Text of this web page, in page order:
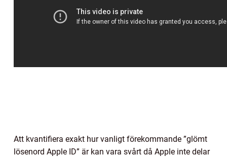
Att kvantifiera exakt hur vanligt förekommande ”glömt
lösenord Apple ID” är kan vara svårt då Apple inte delar